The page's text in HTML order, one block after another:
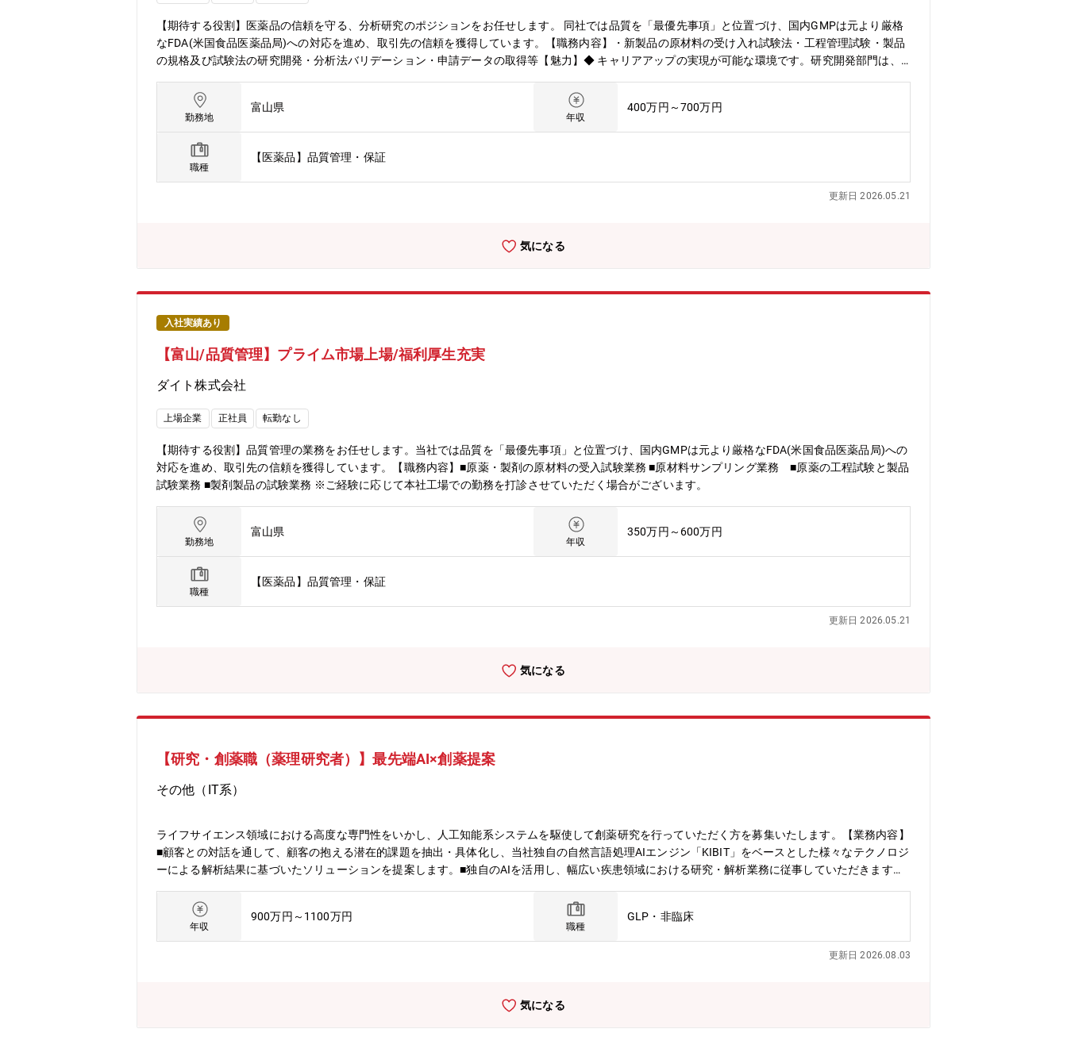
【期待する役割】医薬品の信頼を守る、分析研究のポジションをお任せします。 同社では品質を「最優先事項」と位置づけ、国内GMPは元より厳格
なFDA(米国食品医薬品局)への対応を進め、取引先の信頼を獲得しています。【職務内容】・新製品の原材料の受け入れ試験法・工程管理試験・製品
の規格及び試験法の研究開発・分析法バリデーション・申請データの取得等【魅力】◆ キャリアアップの実現が可能な環境です。研究開発部門は、
業との繋がりもあるため、様々なキャリアを持った方の経験を生かすことができ、またご自身のキャリアアップも実現しやすい職種です。【募集背
景】組織体制強化に伴う増員【組織構成】物性研究室：20名ほど
勤務地
富山県
年収
400万円～700万円
職種
【医薬品】品質管理・保証
更新日 2026.05.21
気になる
入社実績あり
【富山/品質管理】プライム市場上場/福利厚生充実
ダイト株式会社
上場企業 正社員 転勤なし
【期待する役割】品質管理の業務をお任せします。当社では品質を「最優先事項」と位置づけ、国内GMPは元より厳格なFDA(米国食品医薬品局)への
対応を進め、取引先の信頼を獲得しています。【職務内容】■原薬・製剤の原材料の受入試験業務 ■原材料サンプリング業務 ■原薬の工程試験と製品
試験業務 ■製剤製品の試験業務 ※ご経験に応じて本社工場での勤務を打診させていただく場合がございます。
勤務地
富山県
年収
350万円～600万円
職種
【医薬品】品質管理・保証
更新日 2026.05.21
気になる
【研究・創薬職（薬理研究者）】最先端AI×創薬提案
その他（IT系）
ライフサイエンス領域における高度な専門性をいかし、人工知能系システムを駆使して創薬研究を行っていただく方を募集いたします。【業務内容】
■顧客との対話を通して、顧客の抱える潜在的課題を抽出・具体化し、当社独自の自然言語処理AIエンジン「KIBIT」をベースとした様々なテクノロジ
ーによる解析結果に基づいたソリューションを提案します。■独自のAIを活用し、幅広い疾患領域における研究・解析業務に従事していただきます。
学・医学における高度な専門知識と経験を駆使して業務遂行上の課題抽出や解決策を検討・探索します。同時に、広範な疾患領域の最新動向や最先端
技術を把握し、実課題への還元を行います。【魅力】■医療×AIの中でも自然言語処理において世界で先行している技術を活用しながら、様々な疾患領
域の創薬研究における顧客や共同研究先の課題に、当社ならではのソリューションを提供します。■顧客ニーズは多様なため、特定疾患領域で高い専
門性を有する方も、幅広い疾患領域における創薬研究のご経験をお持ちの方も共に知識欲が満たされ、新たな創薬アイデアの創出によって活躍できる
る少数精鋭のチーム、深いサイエンスに基づくチームメンバーとのエキサイティングなディスカッション、当社独自の自然言語処理AIを駆使した革新
年収
900万円～1100万円
職種
GLP・非臨床
更新日 2026.08.03
気になる